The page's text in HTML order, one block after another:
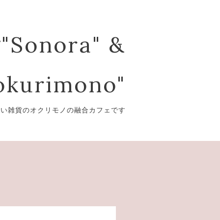
&
雑貨のオクリモノの融合カフェです